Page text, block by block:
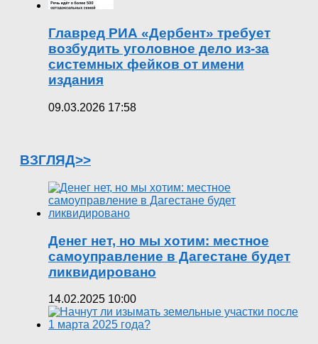
Главред РИА «Дербент» требует
возбудить уголовное дело из-за
системных фейков от имени
издания
09.03.2026 17:58
ВЗГЛЯД>>
Денег нет, но мы хотим: местное
самоуправление в Дагестане будет
ликвидировано
14.02.2025 10:00